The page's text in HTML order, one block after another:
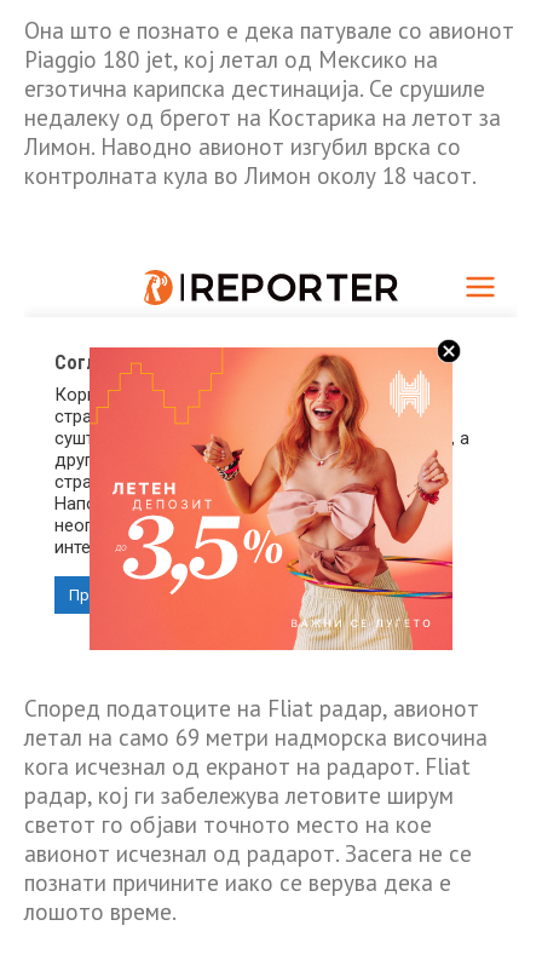
Она што е познато е дека патувале со авионот
Piaggio 180 jet, кој летал од Мексико на
егзотична карипска дестинација. Се срушиле
недалеку од брегот на Костарика на летот за
Лимон. Наводно авионот изгубил врска со
контролната кула во Лимон околу 18 часот.
Според податоците на Fliat радар, авионот
летал на само 69 метри надморска височина
кога исчезнал од екранот на радарот. Fliat
радар, кој ги забележува летовите ширум
светот го објави точното место на кое
авионот исчезнал од радарот. Засега не се
познати причините иако се верува дека е
лошото време.